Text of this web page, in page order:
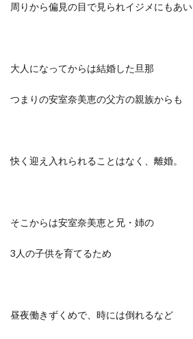
周りから偏見の目で見られイジメにもあい
大人になってからは結婚した旦那
つまりの安室奈美恵の父方の親族からも
快く迎え入れられることはなく、離婚。
そこからは安室奈美恵と兄・姉の
3人の子供を育てるため
昼夜働きずくめで、時には倒れるなど